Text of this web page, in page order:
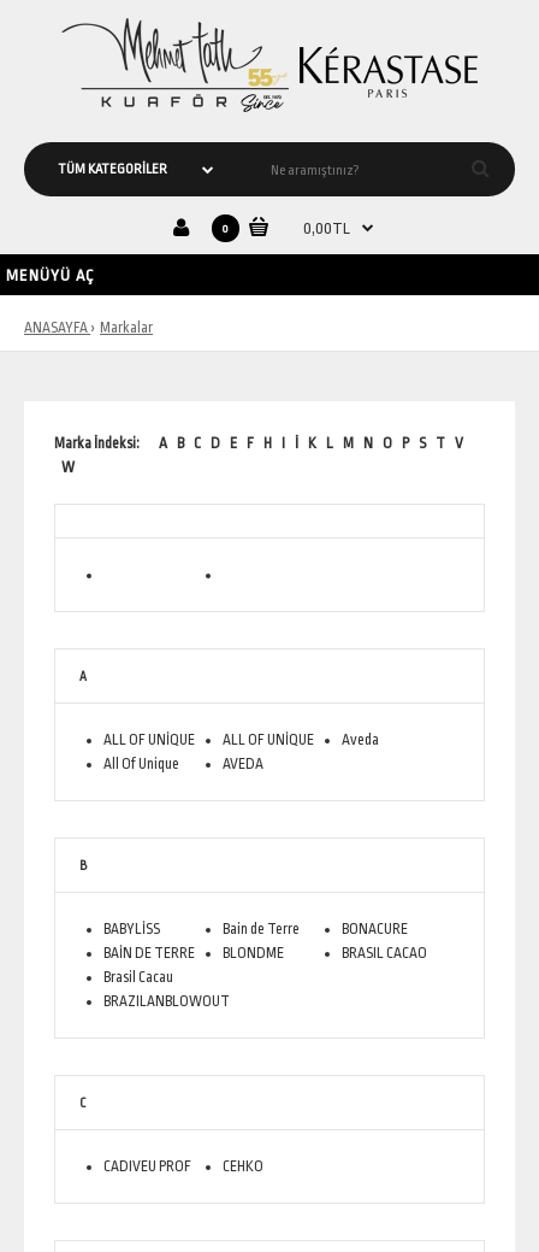
0 0,00TL
MENÜYÜ AÇ
ANASAYFA Markalar
Marka İndeksi: A B C D E F H K L M N O P S T V
W
A
ALL OF UNİQUE
All Of Unique
ALL OF UNİQUE
AVEDA
Aveda
B
BABYLİSS
BAİN DE TERRE
Bain de Terre
BLONDME
BONACURE
BRASIL CACAO
Brasil Cacau
BRAZILANBLOWOUT
C
CADIVEU PROF CEHKO